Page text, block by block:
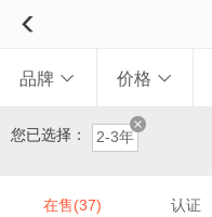

品牌  价格 
您已选择： 2-3年
在售(37) 认证